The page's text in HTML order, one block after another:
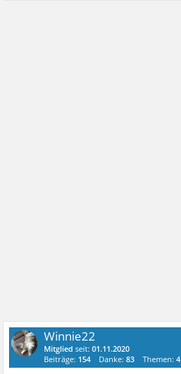
Winnie22
Mitglied seit:01.11.2020
Beiträge: 154 Danke:83 Themen:4